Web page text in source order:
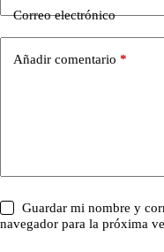
Correo electrónico
Añadir comentario *
Guardar mi nombre y
navegador para la próxima